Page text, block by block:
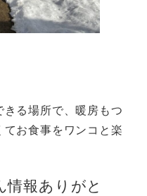
る場所で、暖房もつ
お食事をワンコと楽
情報ありがと